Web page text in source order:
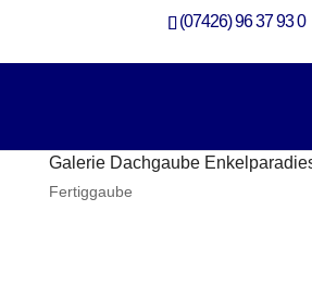
(07426) 96 37 93 0
Galerie Dachgaube
Fertiggaube